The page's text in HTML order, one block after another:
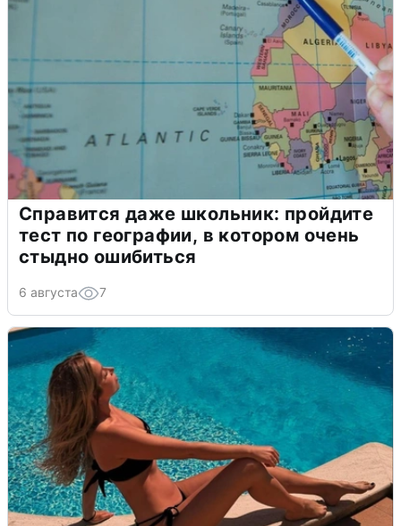
Справится даже школьник: пройдите
тест по географии, в котором очень
стыдно ошибиться
6 августа 7